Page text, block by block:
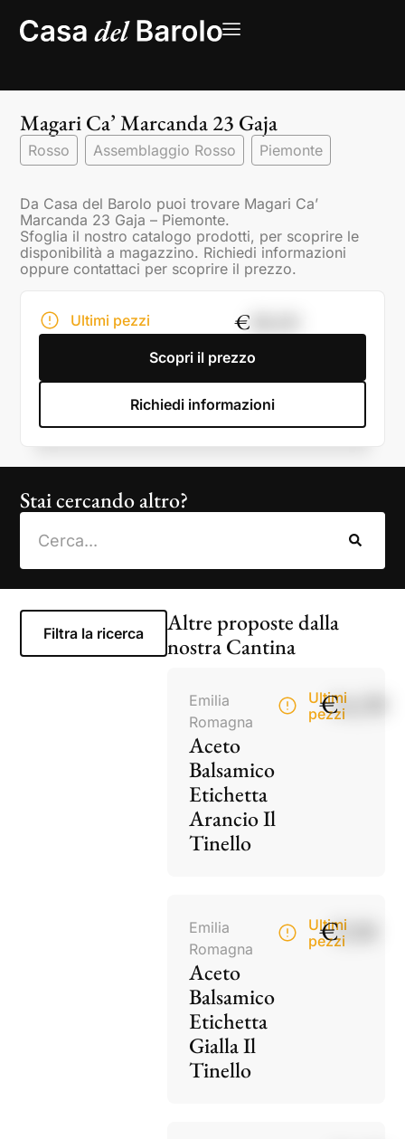
Magari Ca’ Marcanda 23 Gaja
Rosso Assemblaggio Rosso Piemonte
Da Casa del Barolo puoi trovare Magari Ca’
Marcanda 23 Gaja – Piemonte.
Sfoglia il nostro catalogo prodotti, per scoprire le
disponibilità a magazzino. Richiedi informazioni
oppure contattaci per scoprire il prezzo.
Ultimi pezzi €
Scopri il prezzo
Richiedi informazioni
Stai cercando altro?
Filtra la ricerca
Altre proposte dalla
nostra Cantina
Emilia
Romagna
Aceto
Balsamico
Etichetta
Arancio Il
Tinello
Ultimi
pezzi
€14,50
Emilia
Romagna
Aceto
Balsamico
Etichetta
Gialla Il
Tinello
Ultimi
pezzi
€9,50